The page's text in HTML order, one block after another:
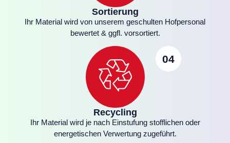
Sortierung
Ihr Material wird von unserem geschulten Hofpersonal
bewertet & ggfl. vorsortiert.
04
Recycling
Ihr Material wird je nach Einstufung stofflichen oder
energetischen Verwertung zugeführt.